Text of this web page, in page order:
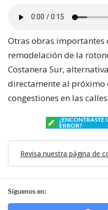
Otras obras importantes
remodelación de la
Costanera Sur,
directamente al próximo
congestiones en las
¿ENCONTRASTE
ERROR?
Revisa nuestra página de
Síguenos en: